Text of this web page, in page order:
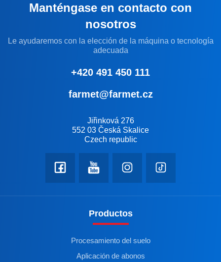
Manténgase en contacto con
nosotros
Le ayudaremos con la elección de la máquina o tecnología
adecuada
+420 491 450 111
farmet@farmet.cz
Jiřinková 276
552 03 Česká Skalice
Czech republic
Productos
Procesamiento del suelo
Aplicación de abonos